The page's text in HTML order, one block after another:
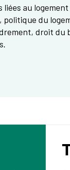
liées au
politique du
droit du